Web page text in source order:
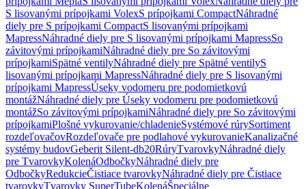
S lisovanými prípojkami VolexS prípojkami CompactNáhradné
diely pre S prípojkami CompactS lisovanými prípojkami
MapressNáhradné diely pre S lisovanými prípojkami MapressSo
závitovými prípojkamiNáhradné diely pre So závitovými
prípojkamiSpätné ventilyNáhradné diely pre Spätné ventilyS
lisovanými prípojkami MapressNáhradné diely pre S lisovanými
prípojkami MapressÚseky vodomeru pre podomietkovú
montážNáhradné diely pre Úseky vodomeru pre podomietkovú
montážSo závitovými prípojkamiNáhradné diely pre So závitovými
prípojkamiPlošné vykurovanie/chladenieSystémové rúrySortiment
rozdeľovačovRozdeľovače pre podlahové vykurovanieKanalizačné
systémy budovGeberit Silent-db20RúryTvarovkyNáhradné diely
pre TvarovkyKolenáOdbočkyNáhradné diely pre
OdbočkyRedukcieČistiace tvarovkyNáhradné diely pre Čistiace
tvarovkyTvarovky SuperTubeKolenáŠpeciálne